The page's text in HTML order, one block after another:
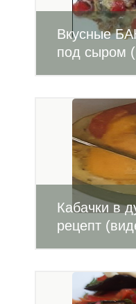
Вкусные
под сыром
Кабачки в
рецепт